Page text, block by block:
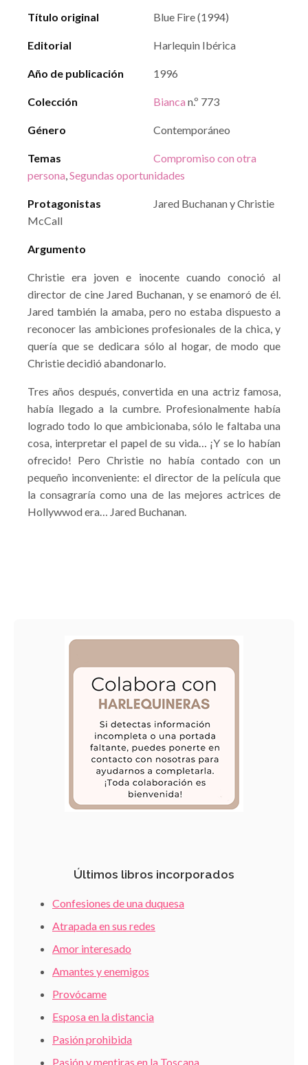
Título original Blue Fire (1994)
Editorial Harlequin Ibérica
Año de publicación 1996
Colección Bianca n.º 773
Género Contemporáneo
Temas
Compromiso con otra
persona,Segundas oportunidades
Protagonistas
Jared Buchanan y Christie
McCall
Argumento
Christie era joven e inocente cuando conoció al
director de cine Jared Buchanan, y se enamoró de él.
Jared también la amaba, pero no estaba dispuesto a
reconocer las ambiciones profesionales de la chica, y
quería que se dedicara sólo al hogar, de modo que
Christie decidió abandonarlo.
Tres años después, convertida en una actriz famosa,
había llegado a la cumbre. Profesionalmente había
logrado todo lo que ambicionaba, sólo le faltaba una
cosa, interpretar el papel de su vida… ¡Y se lo habían
ofrecido! Pero Christie no había contado con un
pequeño inconveniente: el director de la película que
la consagraría como una de las mejores actrices de
Hollywwod era… Jared Buchanan.
Últimos libros incorporados
Confesiones de una duquesa
Atrapada en sus redes
Amor interesado
Amantes y enemigos
Provócame
Esposa en la distancia
Pasión prohibida
Pasión y mentiras en la Toscana